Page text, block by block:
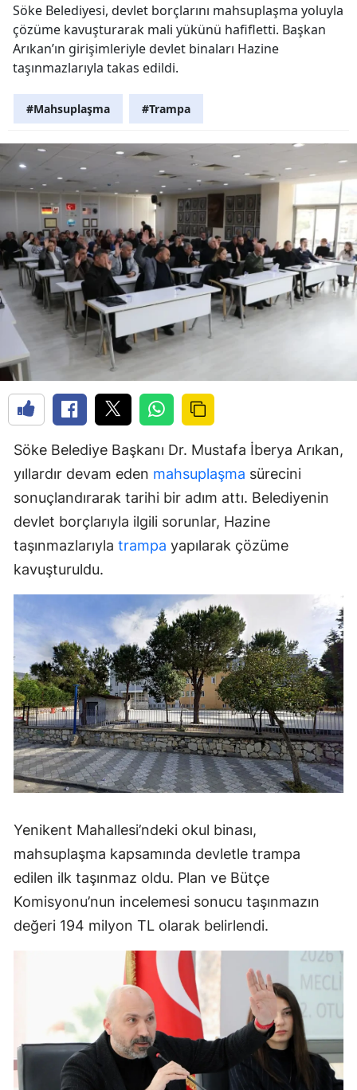
Söke Belediyesi, devlet borçlarını mahsuplaşma yoluyla
çözüme kavuşturarak mali yükünü hafifletti. Başkan
Arıkan’ın girişimleriyle devlet binaları Hazine
taşınmazlarıyla takas edildi.
#Mahsuplaşma #Trampa
Söke Belediye Başkanı Dr. Mustafa İberya Arıkan,
yıllardır devam eden mahsuplaşma sürecini
sonuçlandırarak tarihi bir adım attı. Belediyenin
devlet borçlarıyla ilgili sorunlar, Hazine
taşınmazlarıyla trampa yapılarak çözüme
kavuşturuldu.
Yenikent Mahallesi’ndeki okul binası,
mahsuplaşma kapsamında devletle trampa
edilen ilk taşınmaz oldu. Plan ve Bütçe
Komisyonu’nun incelemesi sonucu taşınmazın
değeri 194 milyon TL olarak belirlendi.